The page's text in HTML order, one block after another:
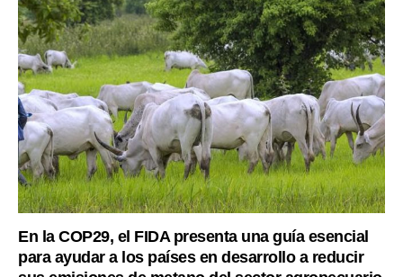
En la COP29, el FIDA presenta una guía esencial
para ayudar a los países en desarrollo a reducir